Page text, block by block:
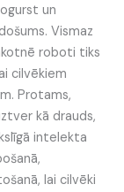
un
Vismaz
roboti tiks
cilvēkiem
Protams,
kā drauds,
intelekta
lai cilvēki